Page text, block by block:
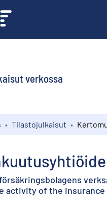
verkossa
Tilastojulkaisut
activity of the insurance